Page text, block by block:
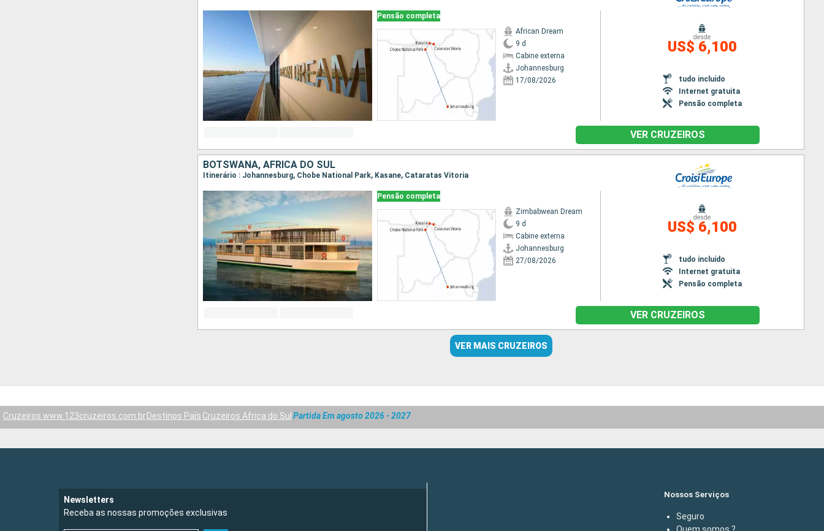
Pensão completa
African Dream
9 d
Cabine externa
Johannesburg
17/08/2026
desde
US$ 6,100
tudo incluído
Internet gratuita
Pensão completa
VER CRUZEIROS
BOTSWANA, AFRICA DO SUL
Itinerário : Johannesburg, Chobe National Park, Kasane, Cataratas Vitoria
Pensão completa
Zimbabwean Dream
9 d
Cabine externa
Johannesburg
27/08/2026
desde
US$ 6,100
tudo incluído
Internet gratuita
Pensão completa
VER CRUZEIROS
VER MAIS CRUZEIROS
Cruzeiros www.123cruzeiros.com.br Destinos País Cruzeiros Africa do Sul Partida Em agosto 2026 - 2027
Newsletters
Receba as nossas promoções exclusivas
Nossos Serviços
Seguro